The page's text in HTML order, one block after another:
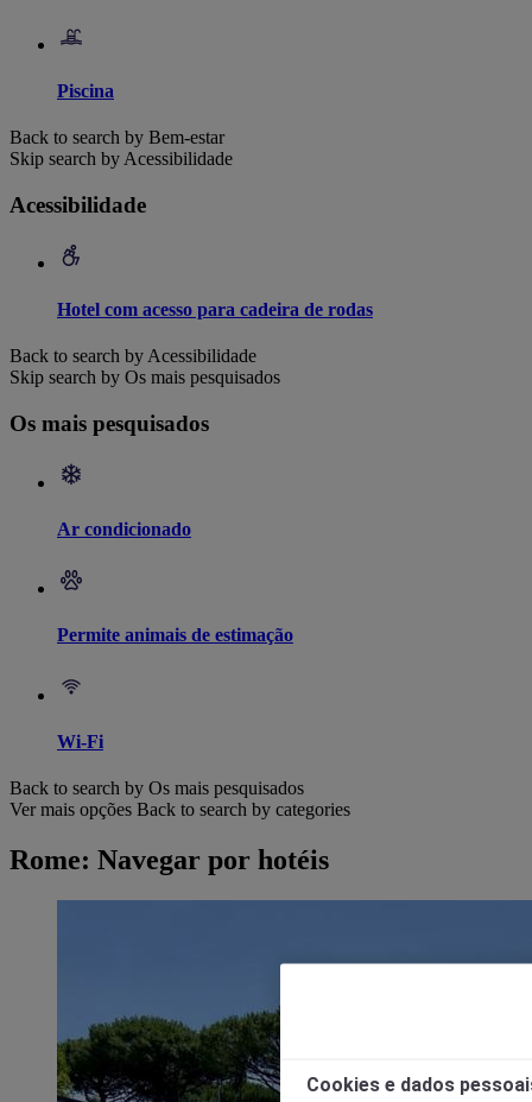
Piscina
Back to search by Bem-estar
Skip search by Acessibilidade
Acessibilidade
Hotel com acesso para cadeira de rodas
Back to search by Acessibilidade
Skip search by Os mais pesquisados
Os mais pesquisados
Ar condicionado
Permite animais de estimação
Wi-Fi
Back to search by Os mais pesquisados
Ver mais opções Back to search by categories
Rome: Navegar por hotéis
Cookies e dados